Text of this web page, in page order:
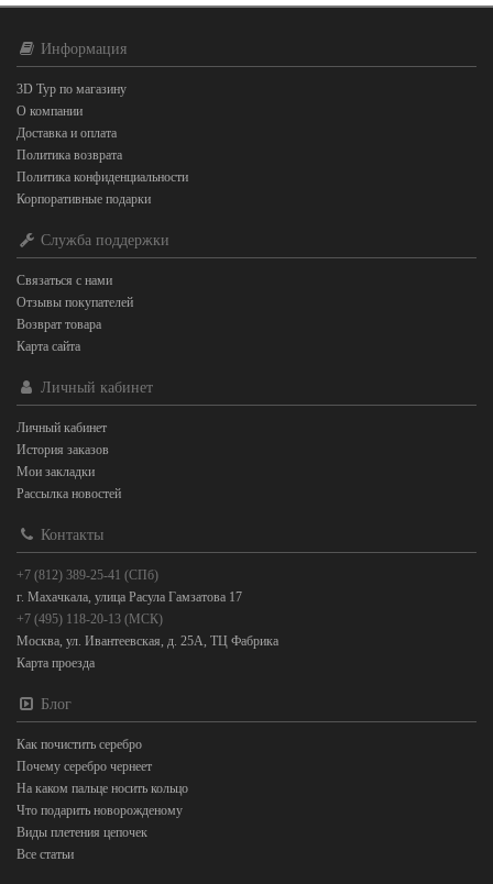
Информация
3D Тур по магазину
О компании
Доставка и оплата
Политика возврата
Политика конфиденциальности
Корпоративные подарки
Служба поддержки
Связаться с нами
Отзывы покупателей
Возврат товара
Карта сайта
Личный кабинет
Личный кабинет
История заказов
Мои закладки
Рассылка новостей
Контакты
+7 (812) 389-25-41 (СПб)
г. Махачкала, улица Расула Гамзатова 17
+7 (495) 118-20-13 (МСК)
Москва, ул. Ивантеевская, д. 25А, ТЦ Фабрика
Карта проезда
Блог
Как почистить серебро
Почему серебро чернеет
На каком пальце носить кольцо
Что подарить новорожденому
Виды плетения цепочек
Все статьи